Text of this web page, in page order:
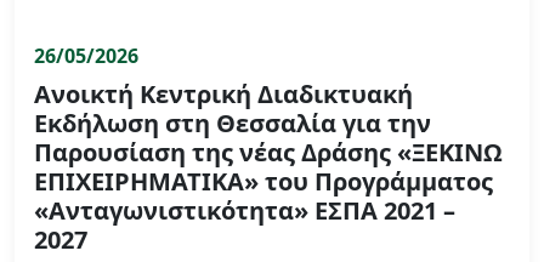
26/05/2026
Ανοικτή Κεντρική Διαδικτυακή
Εκδήλωση στη Θεσσαλία για την
Παρουσίαση της νέας Δράσης «ΞΕΚΙΝΩ
ΕΠΙΧΕΙΡΗΜΑΤΙΚΑ» του Προγράμματος
«Ανταγωνιστικότητα» ΕΣΠΑ 2021 –
2027